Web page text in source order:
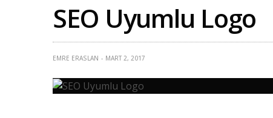
SEO Uyumlu Logo
EMRE ERASLAN MART 2, 2017